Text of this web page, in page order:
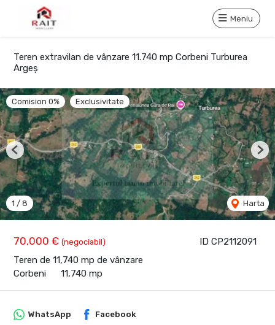
Meniu
Teren extravilan de vânzare 11.740 mp Corbeni Turburea
Argeș
ID CP2112091
70,000 € (negociabil)
Teren de 11,740 mp de vânzare
Corbeni
11,740 mp
Comision 0% Exclusivitate
1 / 8 Harta
Previous
WhatsApp Facebook